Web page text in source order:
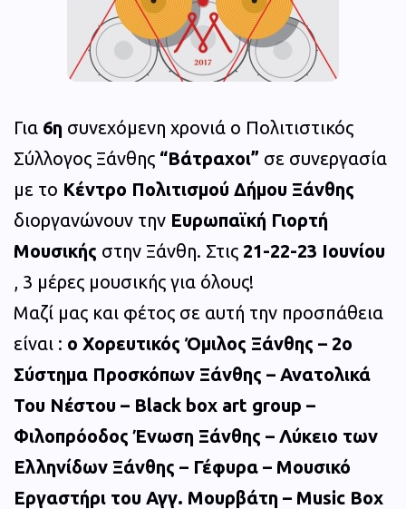
Για 6η συνεχόμενη χρονιά ο Πολιτιστικός
Σύλλογος Ξάνθης “Βάτραχοι” σε συνεργασία
με το Κέντρο Πολιτισμού Δήμου Ξάνθης
διοργανώνουν την Ευρωπαϊκή Γιορτή
Μουσικής στην Ξάνθη. Στις 21-22-23 Ιουνίου
, 3 μέρες μουσικής για όλους!
Μαζί μας και φέτος σε αυτή την προσπάθεια
είναι : o Χορευτικός Όμιλος Ξάνθης – 2ο
Σύστημα Προσκόπων Ξάνθης – Ανατολικά
Του Νέστου – Black box art group –
Φιλοπρόοδος Ένωση Ξάνθης – Λύκειο των
Ελληνίδων Ξάνθης – Γέφυρα – Μουσικό
Εργαστήρι του Αγγ. Μουρβάτη – Music Box